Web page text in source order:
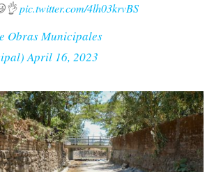
pic.twitter.com/4lh03krvBS
Obras Municipales
April 16, 2023